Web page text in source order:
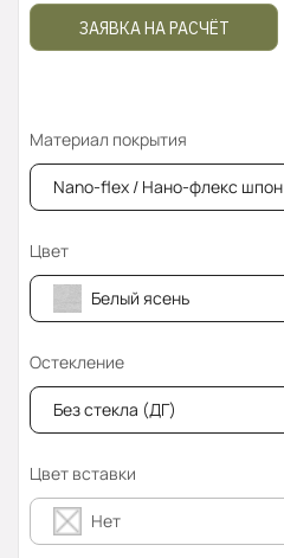
ЗАЯВКА НА РАСЧЁТ
Материал покрытия
Nano-flex / Нано-флекс шпон
Цвет
Белый ясень
Остекление
Без стекла (ДГ)
Цвет вставки
Нет